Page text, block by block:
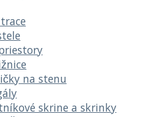
na stenu
skrine a skrinky